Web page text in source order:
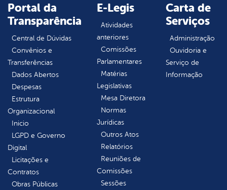
Portal da
Transparência
Central de Dúvidas
Convênios e
Transferências
Dados Abertos
Despesas
Estrutura
Organizacional
Inicio
LGPD e Governo
Digital
Licitações e
Contratos
Obras Públicas
E-Legis
Atividades
anteriores
Comissões
Parlamentares
Matérias
Legislativas
Mesa Diretora
Normas
Jurídicas
Outros Atos
Relatórios
Reuniões de
Comissões
Sessões
Carta de
Serviços
Administração
Ouvidoria e
Serviço de
Informação